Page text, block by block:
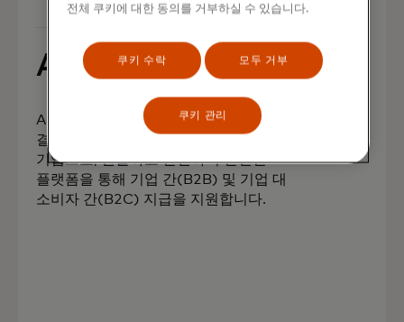
AptPay
AptPay는 전 세계 파트너가 실시간
결제를 할 수 있도록 지원하는 핀테크
기업으로, 원활하고 간편하며 안전한
플랫폼을 통해 기업 간(B2B) 및 기업 대
소비자 간(B2C) 지급을 지원합니다.
전체 쿠키에 대한 동의를 거부하실 수 있습니다.
쿠키 수락 모두 거부
쿠키 관리